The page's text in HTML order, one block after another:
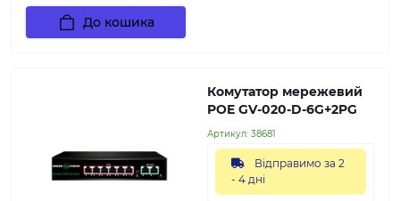
До кошика
Комутатор мережевий
POE GV-020-D-6G+2PG
Артикул: 38681
Відправимо за 2
- 4 дні